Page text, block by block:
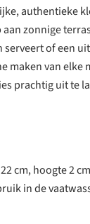
authentieke
zonnige
serveert of een
maken van
prachtig uit te
cm, hoogte 2 cm
in de